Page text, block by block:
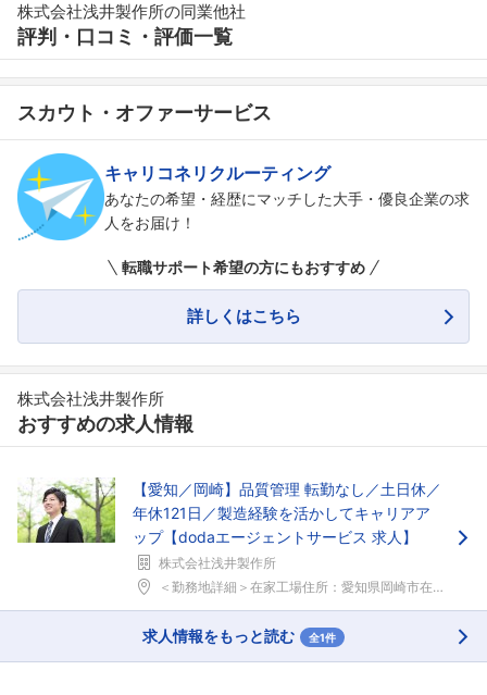
株式会社浅井製作所の同業他社
評判・口コミ・評価一覧
スカウト・オファーサービス
キャリコネリクルーティング
あなたの希望・経歴にマッチした大手・優良企業の求
人をお届け！
転職サポート希望の方にもおすすめ
詳しくはこちら
株式会社浅井製作所
おすすめの求人情報
【愛知／岡崎】品質管理 転勤なし／土日休／
年休121日／製造経験を活かしてキャリアア
ップ【dodaエージェントサービス 求人】
株式会社浅井製作所
＜勤務地詳細＞在家工場住所：愛知県岡崎市在家町社口...
求人情報をもっと読む 全1件